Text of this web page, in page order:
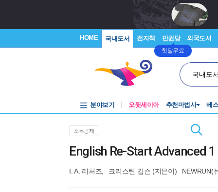
HOME 국내도서 전자책 만권당
첫달무료
외국도서
국내도
분야보기 오뒷세이아 추천마법사 베
소득공제
English Re-Start Advanced 1
I. A. 리처즈 크리스틴 깁슨 (지은이) NEWRUN(